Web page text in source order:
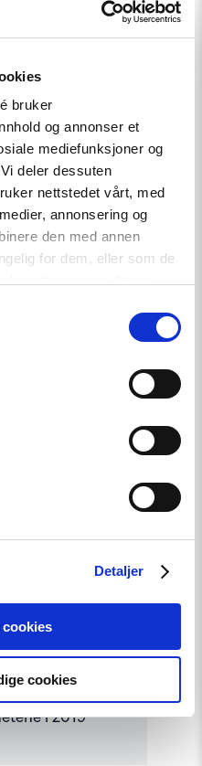
bruker
og annonser et
mediefunksjoner og
deler dessuten
nettstedet vårt, med
annonsering og
den med annen
for dem, eller som de
Detaljer
cookies
Hva
i 2019